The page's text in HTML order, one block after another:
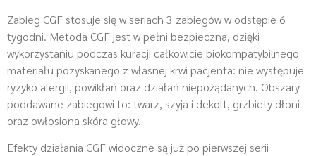
Zabieg CGF stosuje się w seriach 3 zabiegów w odstępie 6
tygodni. Metoda CGF jest w pełni bezpieczna, dzięki
wykorzystaniu podczas kuracji całkowicie biokompatybilnego
materiału pozyskanego z własnej krwi pacjenta: nie występuje
ryzyko alergii, powikłań oraz działań niepożądanych. Obszary
poddawane zabiegowi to: twarz, szyja i dekolt, grzbiety dłoni
oraz owłosiona skóra głowy.
Efekty działania CGF widoczne są już po pierwszej serii